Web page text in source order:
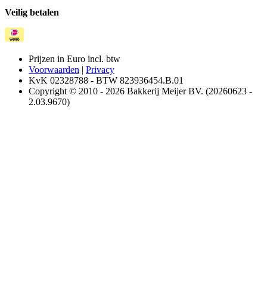
Veilig betalen
Prijzen in Euro incl. btw
Voorwaarden | Privacy
KvK 02328788 - BTW 823936454.B.01
Copyright © 2010 - 2026 Bakkerij Meijer BV. (20260623 -
2.03.9670)